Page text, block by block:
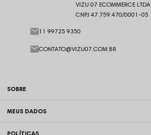
SOBRE
MEUS DADOS
POLÍTICAS
VIZU 07 ECOMMERCE LTDA
CNPJ 47.759.470/0001-05
11 99725 9350
CONTATO@VIZU07.COM.BR